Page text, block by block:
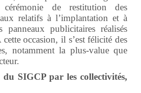
derestitution des
relatifs à l’implantation et à
panneaux publicitaires réalisés
occasion, il s’est félicité des
notamment la plus-value que
SIGCP par les collectivités,